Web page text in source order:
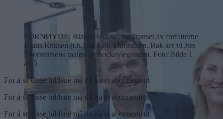
FORNØYDE: Bianca Skaare, omkranset av forfatterne
Klaus Eriksen (t.h.) og Erik Throndsen. Bak ser vi Jon
Thorstensens maleri av hockeylegenden. Foto:Bilde 1
av 5
For å se disse bildene må du ha et abonnement
For å se disse bildene må du ha et abonnement
For å se disse bildene må du ha et abonnement